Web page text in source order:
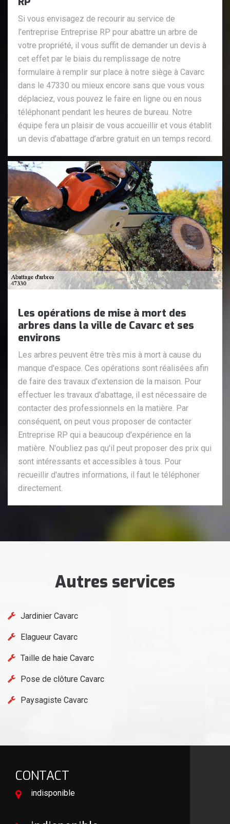
Si vous envisagez de recourir au service de
l’entreprise Entreprise RP pour abattre un arbre de
votre propriété, il vous suffit de demander un devis à
cet effet par le biais du remplissage de notre
formulaire à remplir sur place à notre siège à Cavarc
dans le 47330 ou mieux encore sans que vous vous
déplaciez, vous pouvez le faire en ligne ou en nous
téléphonant pendant les heures de bureau. Notre
équipe fera un plaisir de vous accueillir et vous établit
un devis d’abattage d’arbre gratuit en un temps record.
Les opérations de mise à mort des
arbres dans la ville de Cavarc et ses
environs
Les arbres peuvent être très mis à mort à cause du
manque d'espace. Ces opérations sont réalisées afin
de faire des travaux d'extension de la maison. Pour
effectuer les travaux d'abattage, il est nécessaire de
contacter des professionnels en la matière. Par
conséquent, on peut vous proposer de contacter
Entreprise RP qui a beaucoup d'expérience en la
matière. N'oubliez pas qu'il peut proposer des prix qui
sont intéressants et accessibles à tous. Pour
recueillir d'autres informations, il faut le téléphoner
directement.
Autres services
Jardinier Cavarc
Elagueur Cavarc
Taille de haie Cavarc
Pose de clôture Cavarc
Paysagiste Cavarc
CONTACT
indisponible